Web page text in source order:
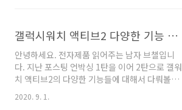
갤럭시워치 액티브2 다양한 기능 워치페이스, 심박수, 스트레스지수
안녕하세요. 전자제품 읽어주는 남자 브챌입니
다. 지난 포스팅 언박싱 1탄을 이어 2탄으로 갤워
치 액티브2의 다양한 기능들에 대해서 다뤄볼까
합니다. 갤럭시워치 액티브2 기능 갤럭시워치 액
티브2의 기능은 정말 많습니다. 일단 애플과 함께
2020. 9. 1.